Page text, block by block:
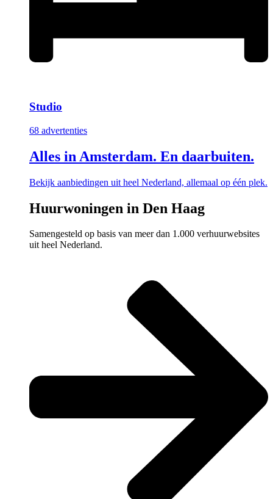
Studio
68 advertenties
Alles in Amsterdam. En daarbuiten.
Bekijk aanbiedingen uit heel Nederland, allemaal op één plek.
Huurwoningen in Den Haag
Samengesteld op basis van meer dan 1.000 verhuurwebsites
uit heel Nederland.